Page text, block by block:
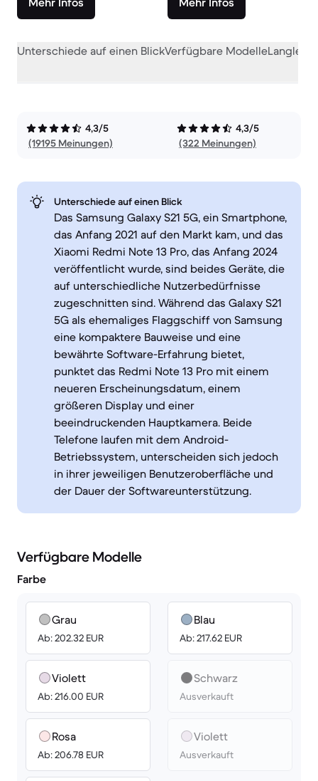
Unterschiede auf einen BlickVerfügbare Modelle
4,3/5
(19195 Meinungen)
4,3/5
(322 Meinungen)
Unterschiede auf einen Blick
Das Samsung Galaxy S21 5G, ein Smartphone,
das Anfang 2021 auf den Markt kam, und das
Xiaomi Redmi Note 13 Pro, das Anfang 2024
veröffentlicht wurde, sind beides Geräte, die
auf unterschiedliche Nutzerbedürfnisse
zugeschnitten sind. Während das Galaxy S21
5G als ehemaliges Flaggschiff von Samsung
eine kompaktere Bauweise und eine
bewährte Software-Erfahrung bietet,
punktet das Redmi Note 13 Pro mit einem
neueren Erscheinungsdatum, einem
größeren Display und einer
beeindruckenden Hauptkamera. Beide
Telefone laufen mit dem Android-
Betriebssystem, unterscheiden sich jedoch
in ihrer jeweiligen Benutzeroberfläche und
der Dauer der Softwareunterstützung.
Verfügbare Modelle
Farbe
Grau
Ab: 202.32 EUR
Violett
Ab: 216.00 EUR
Rosa
Ab: 206.78 EUR
Blau
Ab: 217.62 EUR
Schwarz
Ausverkauft
Violett
Ausverkauft